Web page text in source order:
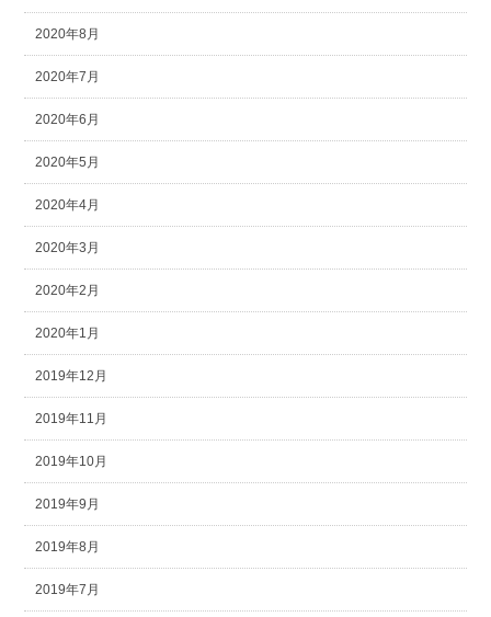
2020年8月
2020年7月
2020年6月
2020年5月
2020年4月
2020年3月
2020年2月
2020年1月
2019年12月
2019年11月
2019年10月
2019年9月
2019年8月
2019年7月